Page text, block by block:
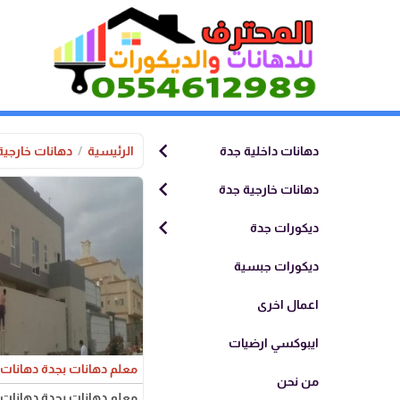
دهانات داخلية جدة chevron_left
دهانات خارجية جدة chevron_left
ديكورات جدة chevron_left
ديكورات جبسية
اعمال اخرى
ايبوكسي ارضيات
من نحن
الرئيسية دهانات
معلم دهانات بجدة